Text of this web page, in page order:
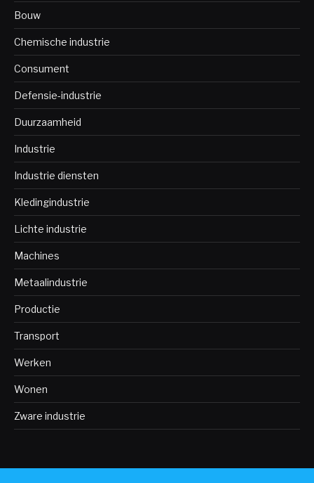
Bouw
Chemische industrie
Consument
Defensie-industrie
Duurzaamheid
Industrie
Industrie diensten
Kledingindustrie
Lichte industrie
Machines
Metaalindustrie
Productie
Transport
Werken
Wonen
Zware industrie